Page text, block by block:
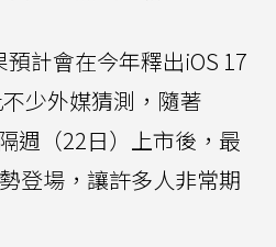
計會在今年釋出iOS 17
少外媒猜測，隨著
週（22日）上市後，最
登場，讓許多人非常期